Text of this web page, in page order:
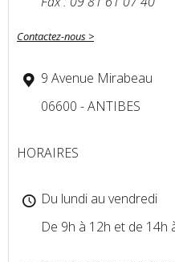
Contactez-nous >
9 Avenue Mirabeau
06600 - ANTIBES
HORAIRES
Du lundi au vendredi
De 9h à 12h et de 14h